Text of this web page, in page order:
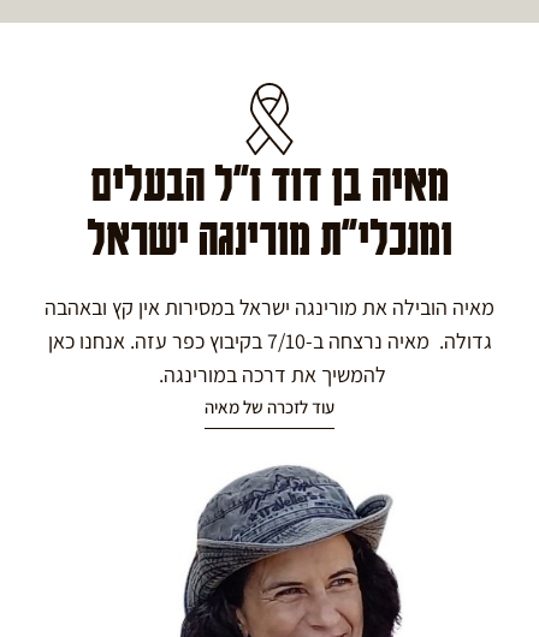
מאיה בן דוד ז"ל הבעלים
ומנכלי"ת מורינגה ישראל
מאיה הובילה את מורינגה ישראל במסירות אין קץ ובאהבה
גדולה. מאיה נרצחה ב-7/10 בקיבוץ כפר עזה. אנחנו כאן
להמשיך את דרכה במורינגה.
עוד לזכרה של מאיה